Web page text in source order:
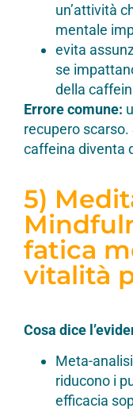
un’attività
mentale
evita
se
della
Errore comune:
recupero scarso.
caffeina diventa
5)
fatica
vitalità
Cosa dice
Meta-
riducono i
efficacia